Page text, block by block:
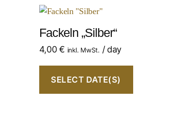
Fackeln „Silber“
4,00€ inkl. MwSt. / day
SELECT DATE(S)